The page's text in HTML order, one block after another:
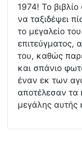
1974! Το
να ταξιδέψει
το μεγαλείο
επιτεύγματος,
του, καθώς
και σπάνιο
έναν εκ των
αποτέλεσαν τα
μεγάλης αυτής